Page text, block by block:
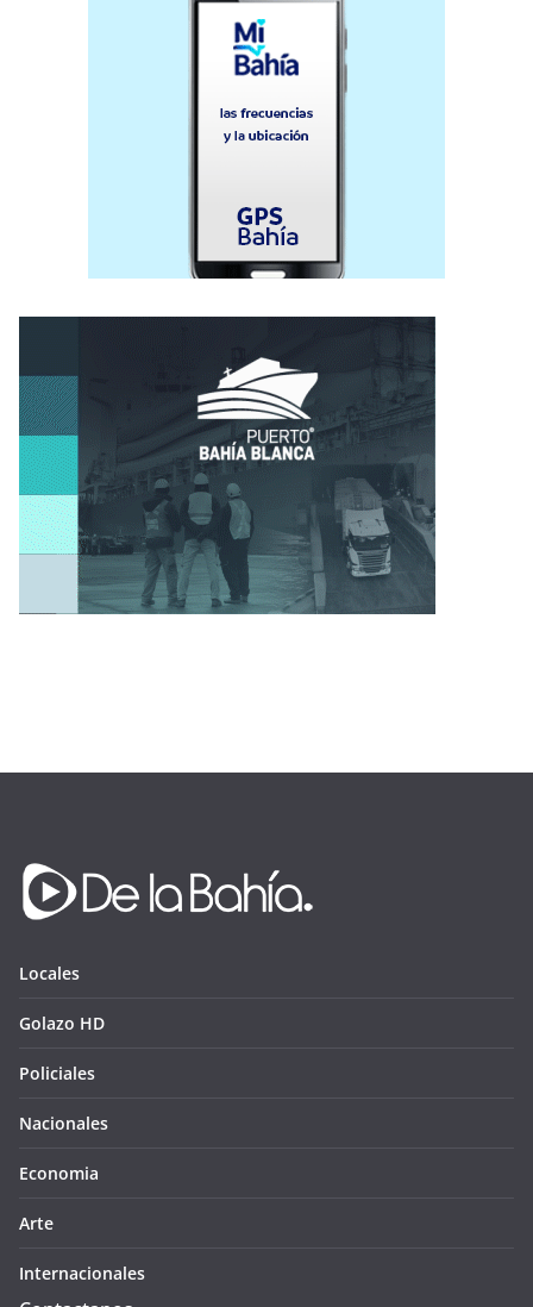
Locales
Golazo HD
Policiales
Nacionales
Economia
Arte
Internacionales